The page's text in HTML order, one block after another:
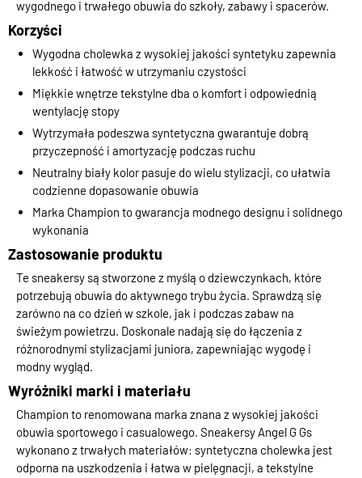
wygodnego i trwałego obuwia do szkoły, zabawy i spacerów.
Korzyści
Wygodna cholewka z wysokiej jakości syntetyku zapewnia
lekkość i łatwość w utrzymaniu czystości
Miękkie wnętrze tekstylne dba o komfort i odpowiednią
wentylację stopy
Wytrzymała podeszwa syntetyczna gwarantuje dobrą
przyczepność i amortyzację podczas ruchu
Neutralny biały kolor pasuje do wielu stylizacji, co ułatwia
codzienne dopasowanie obuwia
Marka Champion to gwarancja modnego designu i solidnego
wykonania
Zastosowanie produktu
Te sneakersy są stworzone z myślą o dziewczynkach, które
potrzebują obuwia do aktywnego trybu życia. Sprawdzą się
zarówno na co dzień w szkole, jak i podczas zabaw na
świeżym powietrzu. Doskonale nadają się do łączenia z
różnorodnymi stylizacjami juniora, zapewniając wygodę i
modny wygląd.
Wyróżniki marki i materiału
Champion to renomowana marka znana z wysokiej jakości
obuwia sportowego i casualowego. Sneakersy Angel G Gs
wykonano z trwałych materiałów: syntetyczna cholewka jest
odporna na uszkodzenia i łatwa w pielęgnacji, a tekstylne